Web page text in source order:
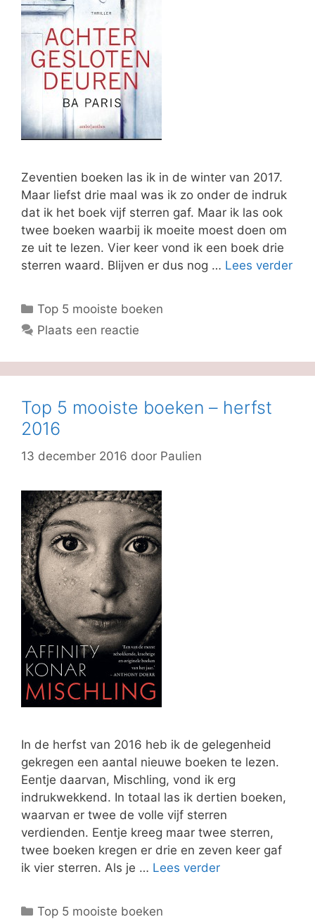
Zeventien boeken las ik in de winter van 2017.
Maar liefst drie maal was ik zo onder de indruk
dat ik het boek vijf sterren gaf. Maar ik las ook
twee boeken waarbij ik moeite moest doen om
ze uit te lezen. Vier keer vond ik een boek drie
sterren waard. Blijven er dus nog … Lees verder
Categorieën
Top 5 mooiste boeken
Plaats een reactie
Top 5 mooiste boeken – herfst
2016
13 december 2016 door Paulien
In de herfst van 2016 heb ik de gelegenheid
gekregen een aantal nieuwe boeken te lezen.
Eentje daarvan, Mischling, vond ik erg
indrukwekkend. In totaal las ik dertien boeken,
waarvan er twee de volle vijf sterren
verdienden. Eentje kreeg maar twee sterren,
twee boeken kregen er drie en zeven keer gaf
ik vier sterren. Als je … Lees verder
Categorieën
Top 5 mooiste boeken